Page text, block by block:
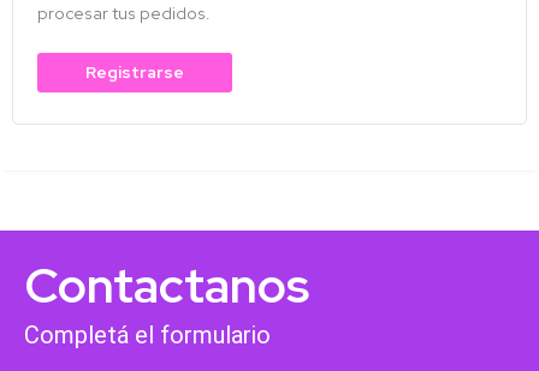
procesar tus pedidos.
Registrarse
Contactanos
Completá el formulario